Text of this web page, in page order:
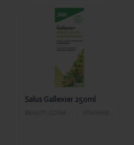
Toegevoegd
Salus
Gallexier
250ml
Salus Gallexier 250ml